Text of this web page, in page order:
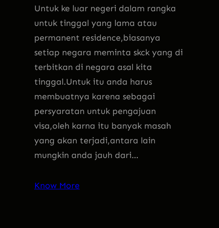
Untuk ke luar negeri dalam rangka
untuk tinggal yang lama atau
permanent residence,biasanya
setiap negara meminta skck yang di
terbitkan di negara asal kita
tinggal.Untuk itu anda harus
membuatnya karena sebagai
persyaratan untuk pengajuan
visa,oleh karna itu banyak masah
yang akan terjadi,antara lain
mungkin anda jauh dari…
Know More